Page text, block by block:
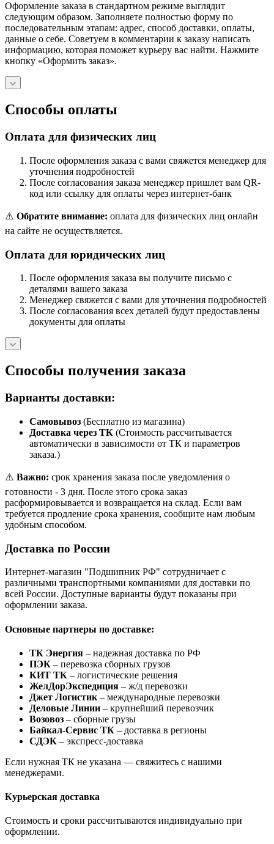
Оформление заказа в стандартном режиме выглядит
следующим образом. Заполняете полностью форму по
последовательным этапам: адрес, способ доставки, оплаты,
данные о себе. Советуем в комментарии к заказу написать
информацию, которая поможет курьеру вас найти. Нажмите
кнопку «Оформить заказ».
Способы оплаты
Оплата для физических лиц
После оформления заказа с вами свяжется менеджер для
уточнения подробностей
После согласования заказа менеджер пришлет вам QR-
код или ссылку для оплаты через интернет-банк
⚠️ Обратите внимание: оплата для физических лиц онлайн
на сайте не осуществляется.
Оплата для юридических лиц
После оформления заказа вы получите письмо с
деталями вашего заказа
Менеджер свяжется с вами для уточнения подробностей
После согласования всех деталей будут предоставлены
документы для оплаты
Способы получения заказа
Варианты доставки:
Самовывоз (Бесплатно из магазина)
Доставка через ТК (Стоимость рассчитывается
автоматически в зависимости от ТК и параметров
заказа.)
⚠️ Важно: срок хранения заказа после уведомления о
готовности - 3 дня. После этого срока заказ
расформировывается и возвращается на склад. Если вам
требуется продление срока хранения, сообщите нам любым
удобным способом.
Доставка по России
Интернет-магазин "Подшипник РФ" сотрудничает с
различными транспортными компаниями для доставки по
всей России. Доступные варианты будут показаны при
оформлении заказа.
Основные партнеры по доставке:
ТК Энергия – надежная доставка по РФ
ПЭК – перевозка сборных грузов
КИТ ТК – логистические решения
ЖелДорЭкспедиция – ж/д перевозки
Джет Логистик – международные перевозки
Деловые Линии – крупнейший перевозчик
Возовоз – сборные грузы
Байкал-Сервис ТК – доставка в регионы
СДЭК – экспресс-доставка
Если нужная ТК не указана — свяжитесь с нашими
менеджерами.
Курьерская доставка
Стоимость и сроки рассчитываются индивидуально при
оформлении.